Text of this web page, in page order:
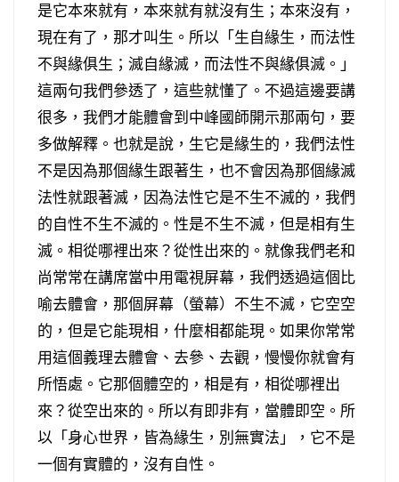
是它本來就有，本來就有就沒有生；本來沒有，
現在有了，那才叫生。所以「生自緣生，而法性
不與緣俱生；滅自緣滅，而法性不與緣俱滅。」
這兩句我們參透了，這些就懂了。不過這邊要講
很多，我們才能體會到中峰國師開示那兩句，要
多做解釋。也就是說，生它是緣生的，我們法性
不是因為那個緣生跟著生，也不會因為那個緣滅
法性就跟著滅，因為法性它是不生不滅的，我們
的自性不生不滅的。性是不生不滅，但是相有生
滅。相從哪裡出來？從性出來的。就像我們老和
尚常常在講席當中用電視屏幕，我們透過這個比
喻去體會，那個屏幕（螢幕）不生不滅，它空空
的，但是它能現相，什麼相都能現。如果你常常
用這個義理去體會、去參、去觀，慢慢你就會有
所悟處。它那個體空的，相是有，相從哪裡出
來？從空出來的。所以有即非有，當體即空。所
以「身心世界，皆為緣生，別無實法」，它不是
一個有實體的，沒有自性。